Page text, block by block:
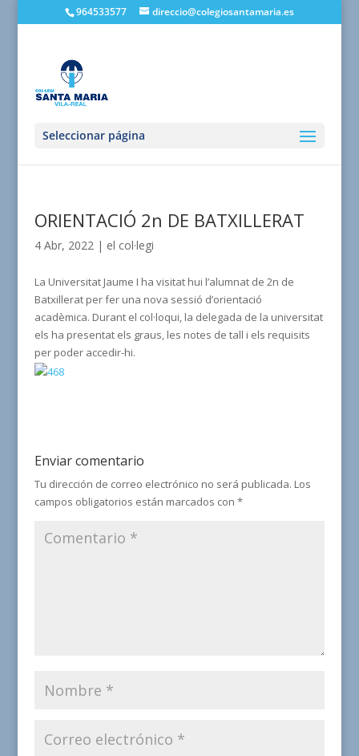
964533577 direccio@colegiosantamaria.es
Seleccionar página
ORIENTACIÓ 2n DE BATXILLERAT
4 Abr, 2022| el col·legi
La Universitat Jaume I ha visitat hui l’alumnat de 2n de
Batxillerat per fer una nova sessió d’orientació
acadèmica. Durant el col·loqui, la delegada de la universitat
els ha presentat els graus, les notes de tall i els requisits
per poder accedir-hi.
Enviar comentario
Tu dirección de correo electrónico no será publicada. Los
campos obligatorios están marcados con *